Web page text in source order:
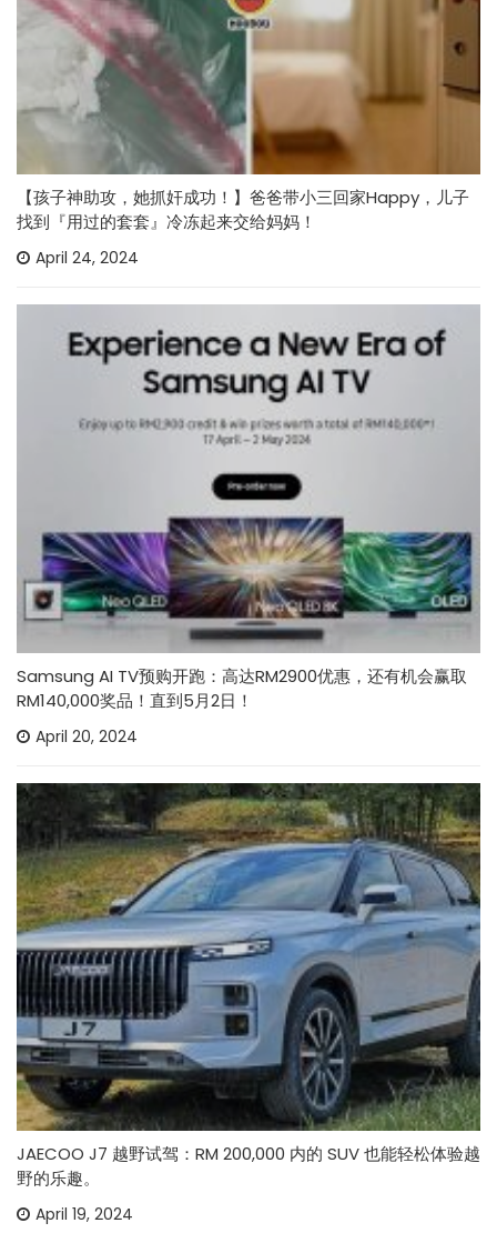
【孩子神助攻，她抓奸成功！】爸爸带小三回家Happy，儿子
找到『用过的套套』冷冻起来交给妈妈！
April 24, 2024
Samsung AI TV预购开跑：高达RM2900优惠，还有机会赢取
RM140,000奖品！直到5月2日！
April 20, 2024
JAECOO J7 越野试驾：RM 200,000 内的 SUV 也能轻松体验越
野的乐趣。
April 19, 2024